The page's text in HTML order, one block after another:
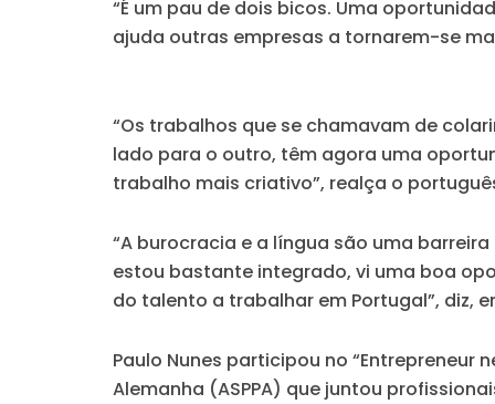
“É um pau de dois bicos. Uma
ajuda outras empresas a tornarem-se
“Os trabalhos que se chamavam de
lado para o outro, têm agora uma
trabalho mais criativo”, realça o
“A burocracia e a língua são uma
estou bastante integrado, vi uma boa
do talento a trabalhar em Portugal”, diz,
Paulo Nunes participou no
Alemanha (ASPPA) que juntou